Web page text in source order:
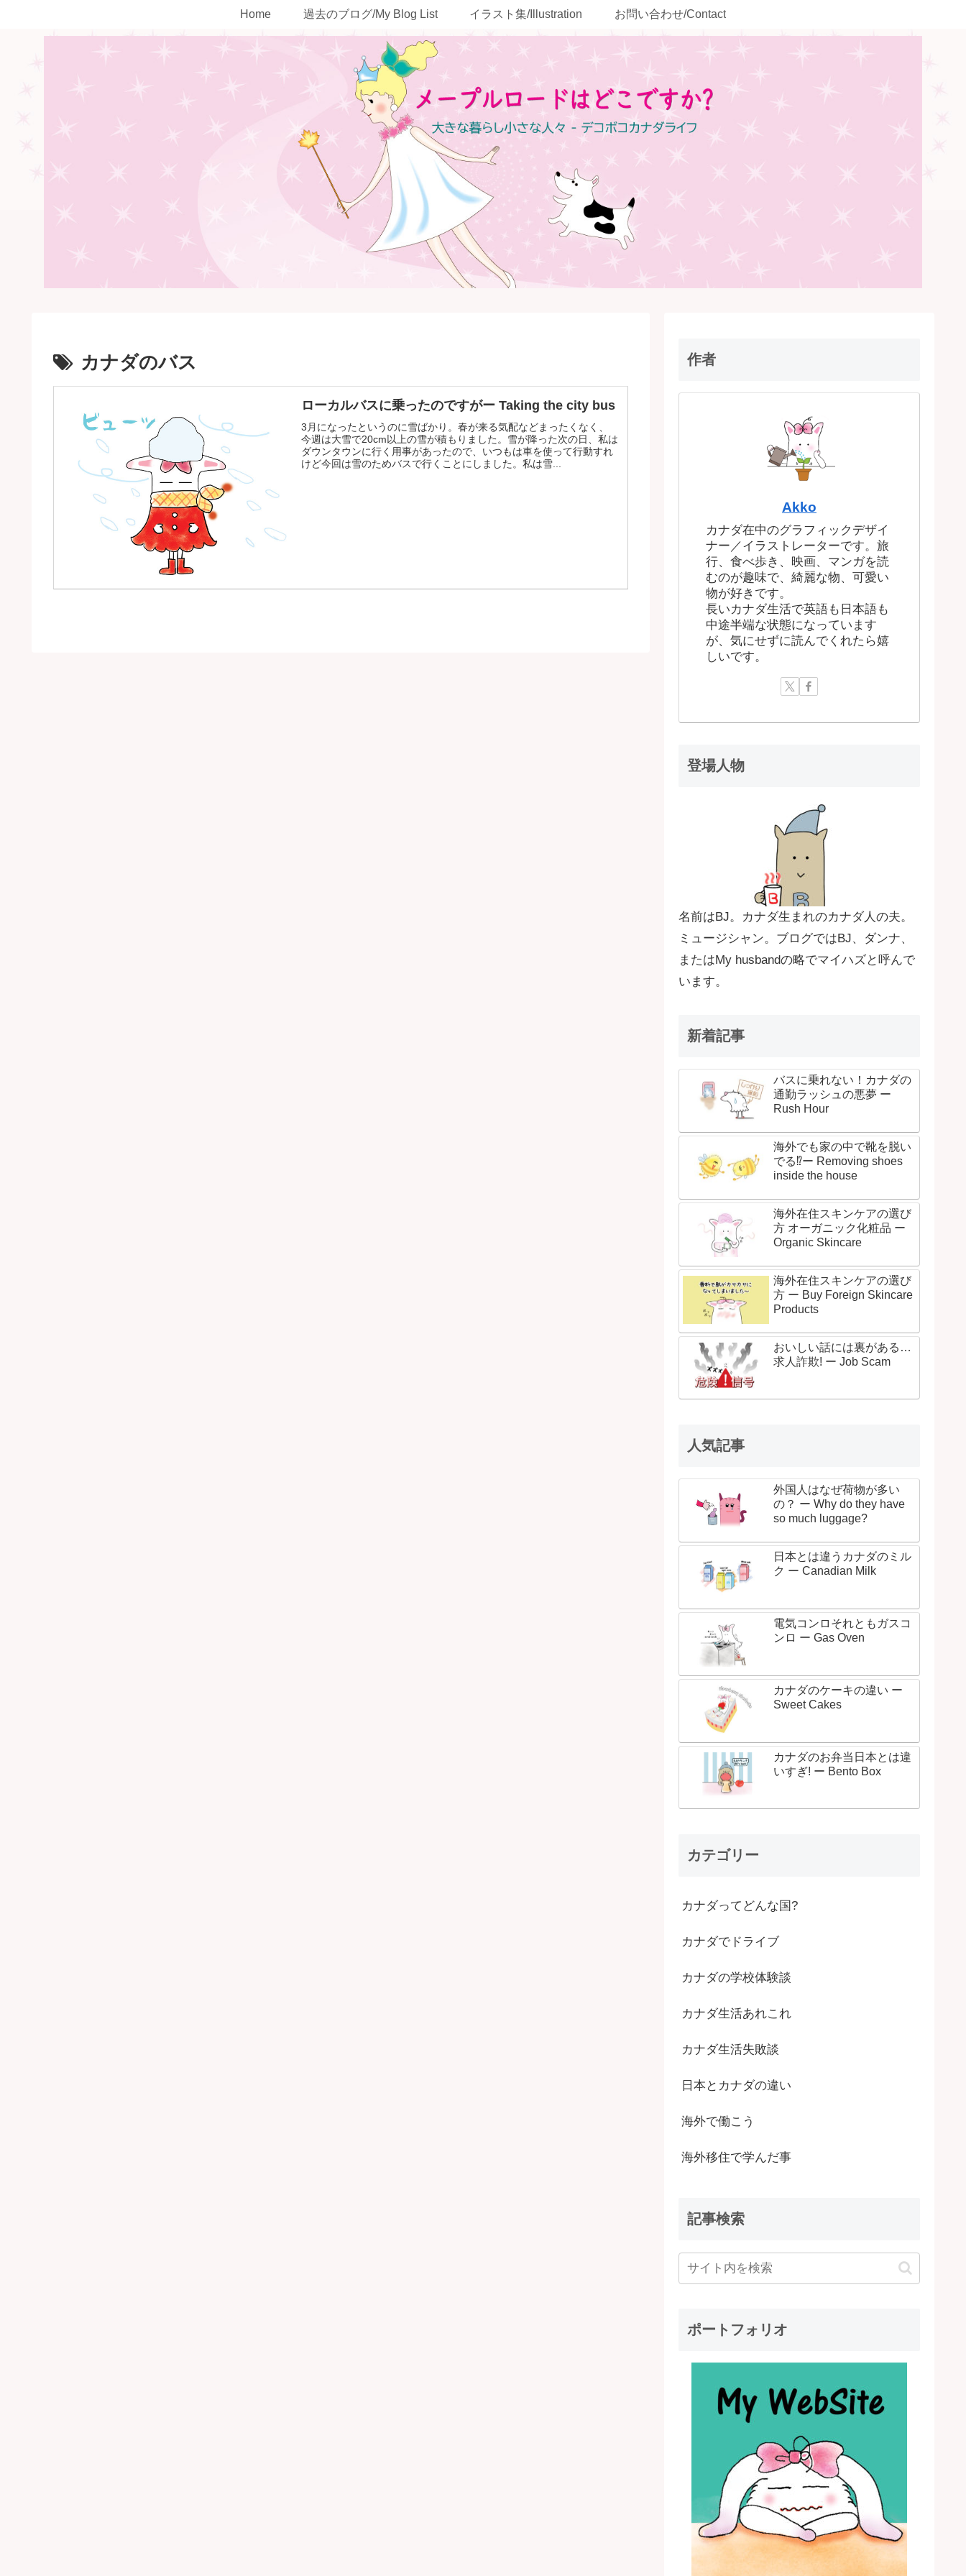
Home 過去のブログ/My Blog List イラスト集/Illustration お問い合わせ/Contact
カナダのバス
ローカルバスに乗ったのですがー Taking the city bus
3月になったというのに雪ばかり。春が来る気配などまったくなく、
今週は大雪で20cm以上の雪が積もりました。雪が降った次の日、私は
ダウンタウンに行く用事があったので、いつもは車を使って行動すれ
けど今回は雪のためバスで行くことにしました。私は雪...
作者
Akko
カナダ在中のグラフィックデザイ
ナー／イラストレーターです。旅
行、食べ歩き、映画、マンガを読
むのが趣味で、綺麗な物、可愛い
物が好きです。
長いカナダ生活で英語も日本語も
中途半端な状態になっています
が、気にせずに読んでくれたら嬉
しいです。
登場人物
名前はBJ。カナダ生まれのカナダ人の夫。
ミュージシャン。ブログではBJ、ダンナ、
またはMy husbandの略でマイハズと呼んで
います。
新着記事
バスに乗れない！カナダの
通勤ラッシュの悪夢 ー
Rush Hour
海外でも家の中で靴を脱い
でる⁉ー Removing shoes
inside the house
海外在住スキンケアの選び
方 オーガニック化粧品 ー
Organic Skincare
海外在住スキンケアの選び
方 ー Buy Foreign Skincare
Products
おいしい話には裏がある…
求人詐欺! ー Job Scam
人気記事
外国人はなぜ荷物が多い
の？ ー Why do they have
so much luggage?
日本とは違うカナダのミル
ク ー Canadian Milk
電気コンロそれともガスコ
ンロ ー Gas Oven
カナダのケーキの違い ー
Sweet Cakes
カナダのお弁当日本とは違
いすぎ! ー Bento Box
カテゴリー
カナダってどんな国?
カナダでドライブ
カナダの学校体験談
カナダ生活あれこれ
カナダ生活失敗談
日本とカナダの違い
海外で働こう
海外移住で学んだ事
記事検索
ポートフォリオ